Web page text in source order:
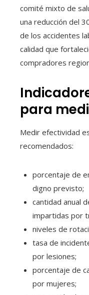
comité mixto de
una reducción del
de los accidentes
calidad que
compradores
para
Medir efectividad
recomendados:
porcentaje de
digno previsto;
cantidad anual
impartidas por
niveles de
tasa de
por lesiones;
porcentaje de
por mujeres;